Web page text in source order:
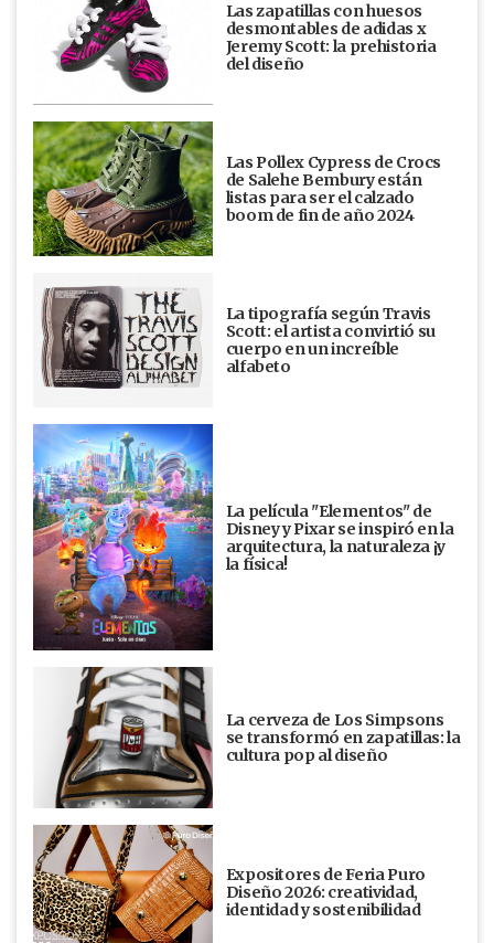
Las zapatillas con huesos
desmontables de adidas x
Jeremy Scott: la prehistoria
del diseño
Las Pollex Cypress de Crocs
de Salehe Bembury están
listas para ser el calzado
boom de fin de año 2024
La tipografía según Travis
Scott: el artista convirtió su
cuerpo en un increíble
alfabeto
La película "Elementos" de
Disney y Pixar se inspiró en la
arquitectura, la naturaleza ¡y
la física!
La cerveza de Los Simpsons
se transformó en zapatillas: la
cultura pop al diseño
Expositores de Feria Puro
Diseño 2026: creatividad,
identidad y sostenibilidad